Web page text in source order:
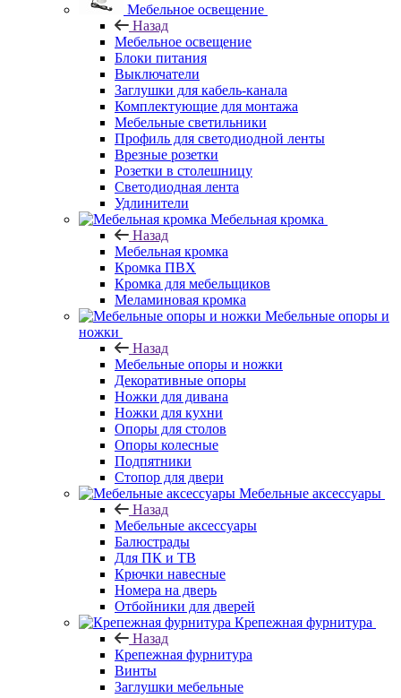
Мебельное освещение
Назад
Мебельное освещение
Блоки питания
Выключатели
Заглушки для кабель-канала
Комплектующие для монтажа
Мебельные светильники
Профиль для светодиодной ленты
Врезные розетки
Розетки в столешницу
Светодиодная лента
Удлинители
Мебельная кромка
Назад
Мебельная кромка
Кромка ПВХ
Кромка для мебельщиков
Меламиновая кромка
Мебельные опоры и
ножки
Назад
Мебельные опоры и ножки
Декоративные опоры
Ножки для дивана
Ножки для кухни
Опоры для столов
Опоры колесные
Подпятники
Стопор для двери
Мебельные аксессуары
Назад
Мебельные аксессуары
Балюстрады
Для ПК и ТВ
Крючки навесные
Номера на дверь
Отбойники для дверей
Крепежная фурнитура
Назад
Крепежная фурнитура
Винты
Заглушки мебельные